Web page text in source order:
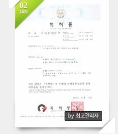
02
JAN
by 최고관리자
430